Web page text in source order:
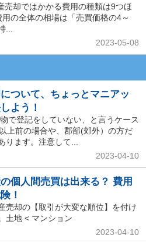
売却ではかかる費用の種類は9つほ
の全体の相場は「売買価格の4～
...
2023-05-08
ついて、ちょっとマニアッ
よう！
で登記をしていない、と言うケース
上前の場合や、郡部(郊外）の方だ
ります。注意して...
2023-04-10
個人間売買は出来る？ 費用
！
売却の【取引が大変な順位】を付け
土地 < マンション
2023-04-10